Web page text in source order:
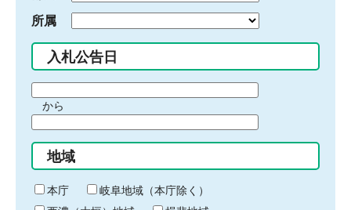
所属
入札公告日
間
始
り
から
間
終
わ
り
地域
本庁
岐阜地域（本庁除く）